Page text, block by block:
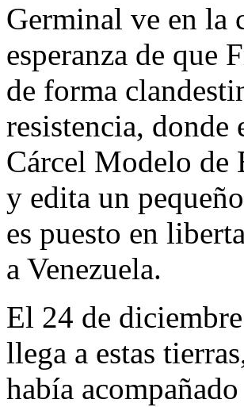
Germinal ve en la
esperanza de que
de forma
resistencia, donde
Cárcel Modelo de
y edita un
es puesto en
a Venezuela.
El 24 de
llega a estas
había